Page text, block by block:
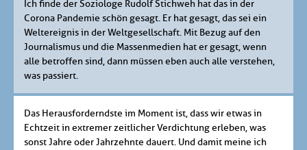
Ich finde der Soziologe Rudolf Stichweh hat das in der
Corona Pandemie schön gesagt. Er hat gesagt, das sei ein
Weltereignis in der Weltgesellschaft. Mit Bezug auf den
Journalismus und die Massenmedien hat er gesagt, wenn
alle betroffen sind, dann müssen eben auch alle verstehen,
was passiert.
Das Herausforderndste im Moment ist, dass wir etwas in
Echtzeit in extremer zeitlicher Verdichtung erleben, was
sonst Jahre oder Jahrzehnte dauert. Und damit meine ich